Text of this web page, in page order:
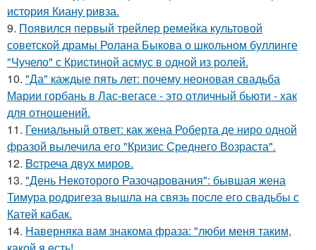
история Киану ривза.
9. Появился первый трейлер ремейка культовой
советской драмы Ролана Быкова о школьном буллинге
"Чучело" с Кристиной асмус в одной из ролей.
10. "Да" каждые пять лет: почему неоновая свадьба
Марии горбань в Лас-вегасе - это отличный бьюти - хак
для отношений.
11. Гениальный ответ: как жена Роберта де ниро одной
фразой вылечила его "Кризис Среднего Возраста".
12. Bcтреча двух миров.
13. "День Некоторого Разочарования": бывшая жена
Тимура родригеза вышла на связь после его свадьбы с
Катей кабак.
14. Hаверняка вам знакома фраза: "люби меня таким,